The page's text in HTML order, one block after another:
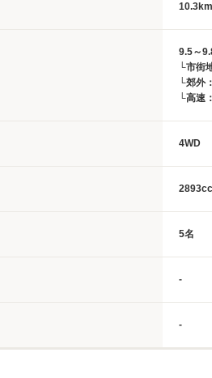
9.5～
└市街
└郊外
└高速
4WD
2893cc
5名
-
-